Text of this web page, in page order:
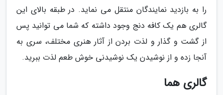
را به بازدید نمایندگان منتقل می نماید. در طبقه بالای این
گالری هم یک کافه دنج وجود داشته که شما می توانید پس
از گشت و گذار و لذت بردن از آثار هنری مختلف، سری به
آنجا زده و از نوشیدن یک نوشیدنی خوش طعم لذت ببرید.
گالری هما